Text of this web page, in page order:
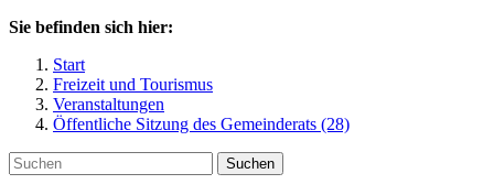
Sie befinden sich hier:
Start
Freizeit und Tourismus
Veranstaltungen
Öffentliche Sitzung des Gemeinderats (28)
Suchen